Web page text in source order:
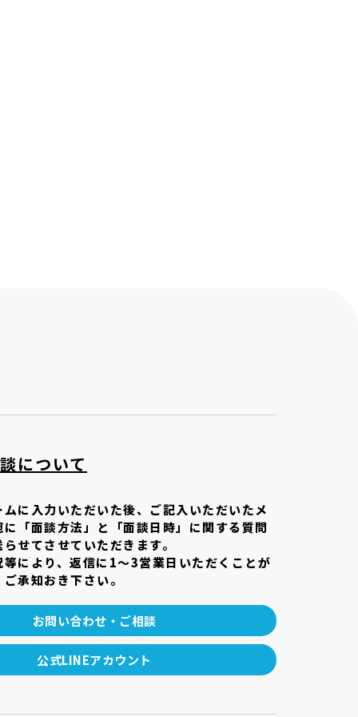
について
に入力いただいた後、ご記入いただいたメ
「面談方法」と「面談日時」に関する質問
せてさせていただきます。
により、返信に1～3営業日いただくことが
承知おき下さい。
お問い合わせ・ご相談
公式LINEアカウント